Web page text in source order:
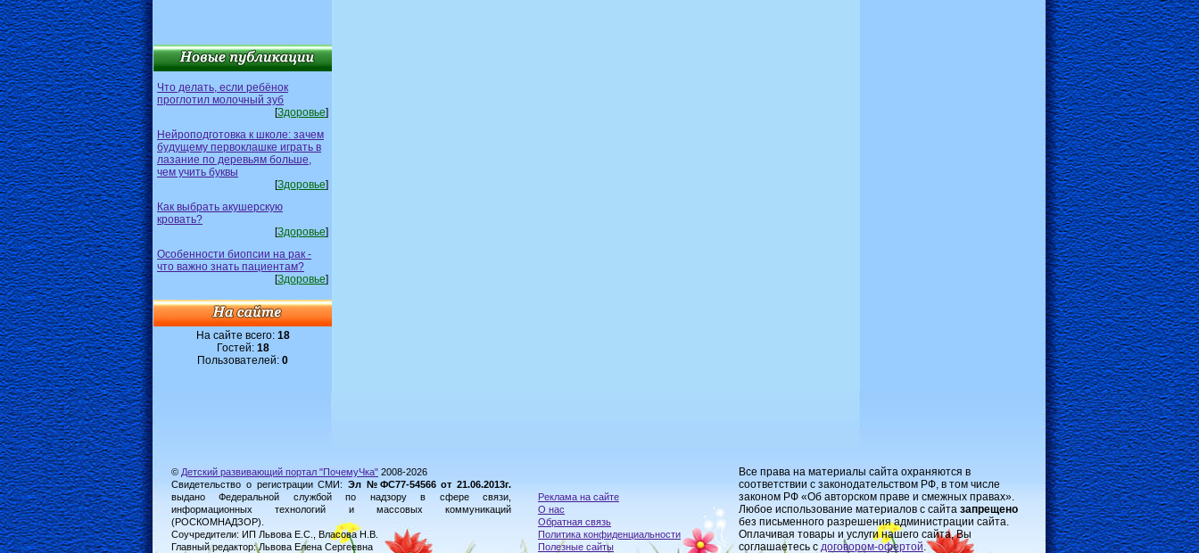
Что делать, если ребёнок
проглотил молочный зуб
[Здоровье]
Нейроподготовка к школе: зачем
будущему первоклашке играть в
лазание по деревьям больше,
чем учить буквы
[Здоровье]
Как выбрать акушерскую
кровать?
[Здоровье]
Особенности биопсии на рак -
что важно знать пациентам?
[Здоровье]
На сайте всего: 18
Гостей: 18
Пользователей: 0
© Детский развивающий портал "ПочемуЧка" 2008-2026
Свидетельство о регистрации СМИ: Эл №ФС77-54566 от 21.06.2013г.
выдано Федеральной службой по надзору в сфере связи,
информационных технологий и массовых коммуникаций
(РОСКОМНАДЗОР).
Соучредители: ИП Львова Е.С., Власова Н.В.
Главный редактор: Львова Елена Сергеевна
Реклама на сайте
О нас
Обратная связь
Политика конфиденциальности
Полезные сайты
Все права на материалы сайта охраняются в
соответствии с законодательством РФ, в том числе
законом РФ «Об авторском праве и смежных правах».
Любое использование материалов с сайта запрещено
без письменного разрешения администрации сайта.
Оплачивая товары и услуги нашего сайта, Вы
соглашаетесь с договором-oфертой.